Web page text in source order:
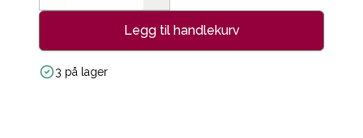
Legg til handlekurv
3 på lager